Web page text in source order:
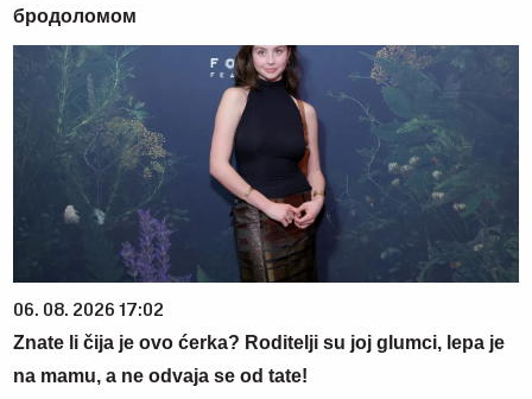
бродоломом
06. 08. 2026 17:02
Znate li čija je ovo ćerka? Roditelji su joj glumci, lepa je
na mamu, a ne odvaja se od tate!